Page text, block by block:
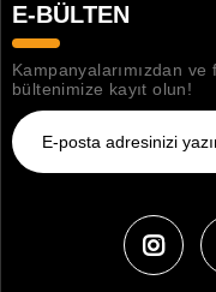
E-BÜLTEN
Kampanyalarımızdan
bültenimize kayıt olun!